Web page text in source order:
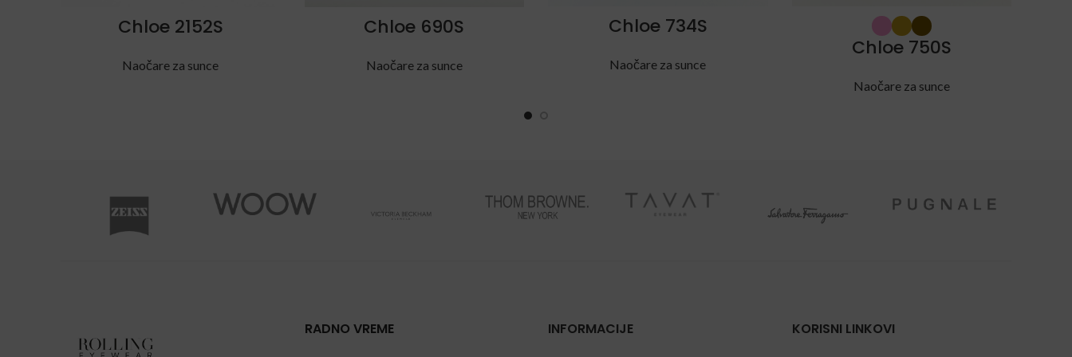
Chloe 2152S
Naočare za sunce
Chloe 690S
Naočare za sunce
Chloe 734S
Naočare za sunce
Chloe 750S
Naočare za sunce
RADNO VREME INFORMACIJE KORISNI LINKOVI